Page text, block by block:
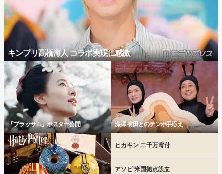
キンプリ高橋海人 コラボ実現に感激
「ブラッサム」ポスター公開 深澤 有田とのテンポ手応え
ヒカキン 二千万寄付
アソビ 米国拠点設立